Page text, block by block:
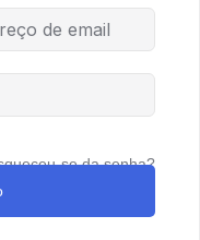
se da senha?